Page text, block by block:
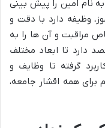
نام امین را پیش بینی
وظیفه دارد با دقت و
مراقبت و آن ها را به
دارد تا ابعاد مختلف
گرفته تا وظایف و
برای همه اقشار جامعه،